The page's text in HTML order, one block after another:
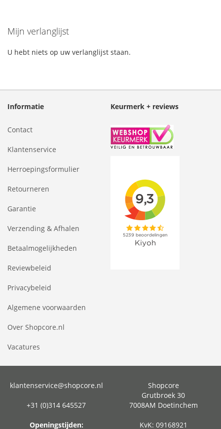
Mijn verlanglijst
U hebt niets op uw verlanglijst staan.
Informatie
Contact
Klantenservice
Herroepingsformulier
Retourneren
Garantie
Verzending & Afhalen
Betaalmogelijkheden
Reviewbeleid
Privacybeleid
Algemene voorwaarden
Over Shopcore.nl
Vacatures
Keurmerk + reviews
klantenservice@shopcore.nl
+31 (0)314 645527
Openingstijden:
Shopcore
Grutbroek 30
7008AM Doetinchem
KvK: 09168921